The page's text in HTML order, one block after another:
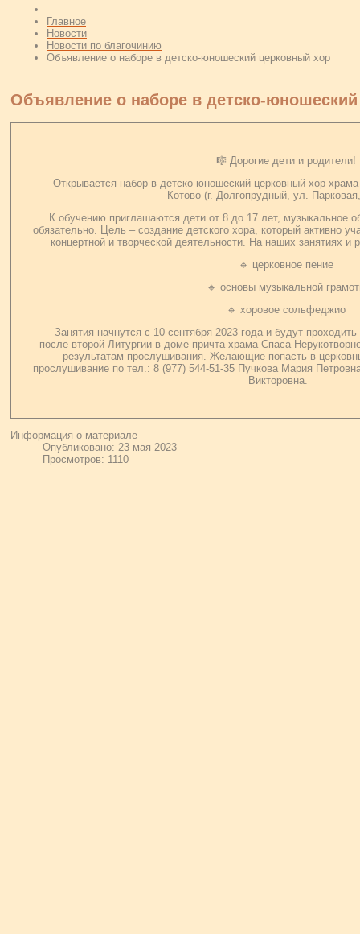
Главное
Новости
Новости по благочинию
Объявление о наборе в детско-юношеский церковный хор
Объявление о наборе в детско-
🎼 Дорогие дети и родители!
Открывается набор в детско-юношеский церковный хор
Котово (г. Долгопрудный, ул.
К обучению приглашаются дети от 8 до 17 лет, музыкальное
обязательно. Цель – создание детского хора, который активно
концертной и творческой деятельности. На наших занятиях и
🔹 церковное пение
🔹 основы музыкальной
🔹 хоровое сольфеджио
Занятия начнутся с 10 сентября 2023 года и будут
после второй Литургии в доме причта храма Спаса
результатам прослушивания. Желающие попасть в
прослушивание по тел.: 8 (977) 544-51-35 Пучкова Мария
Викторовна.
Информация о материале
Опубликовано: 23 мая 2023
Просмотров: 1110